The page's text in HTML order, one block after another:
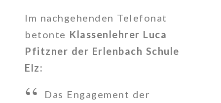
Im nachgehenden Telefonat
betonte Klassenlehrer Luca
Pfitzner der Erlenbach Schule
Elz:
Das Engagement der